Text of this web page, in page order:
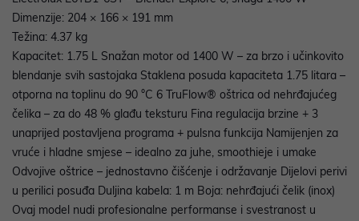
Dimenzije: 204 × 166 × 191 mm
Težina: 4.37 kg
Kapacitet: 1.75 L Snažan motor od 1400 W – za brzo i učinkovito
blendanje svih sastojaka Staklena posuda kapaciteta 1.75 litara –
otporna na toplinu do 90 °C 6 TruFlow® oštrica od nehrđajućeg
čelika – za do 48 % glađu teksturu Fina regulacija brzine + 3
unaprijed postavljena programa + pulsna funkcija Namijenjen za
vruće i hladne smjese – idealno za juhe, smoothieje i umake
Odvojive oštrice – jednostavno čišćenje i održavanje Dijelovi perivi
u perilici posuđa Duljina kabela: 1 m Boja: nehrđajući čelik (inox)
Ovaj model nudi profesionalne performanse i svestranost u